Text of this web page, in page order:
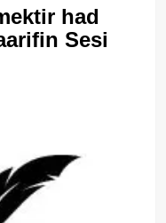
had
Sesi